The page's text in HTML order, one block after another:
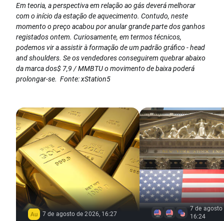
Em teoria, a perspectiva em relação ao gás deverá melhorar
com o início da estação de aquecimento. Contudo, neste
momento o preço acabou por anular grande parte dos ganhos
registados ontem. Curiosamente, em termos técnicos,
podemos vir a assistir à formação de um padrão gráfico - head
and shoulders. Se os vendedores conseguirem quebrar abaixo
da marca dos$ 7,9 / MMBTU o movimento de baixa poderá
prolongar-se. Fonte: xStation5
7 de agosto de 2026, 16:27
7 de agosto
16:24